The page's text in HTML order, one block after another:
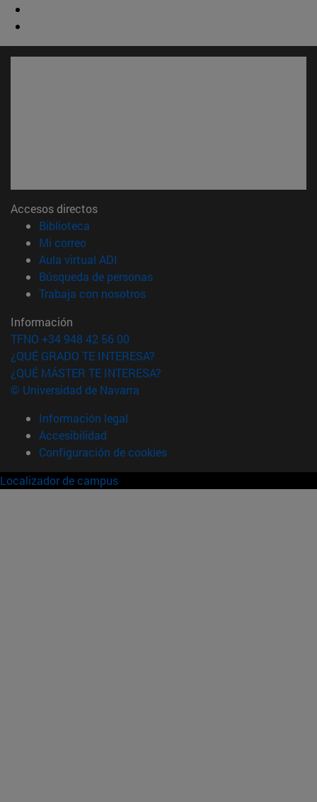
Accesos directos
Biblioteca
Mi correo(abre en nueva ventana)
Aula virtual ADI
Búsqueda de personas(abre en nueva ventana)
Trabaja con nosotros(abre en nueva ventana)
Información
TFNO +34 948 42 56 00
¿QUÉ GRADO TE INTERESA?
¿QUÉ MÁSTER TE INTERESA?
© Universidad de Navarra
Información legal
Accesibilidad
Configuración de cookies
Localizador de campus